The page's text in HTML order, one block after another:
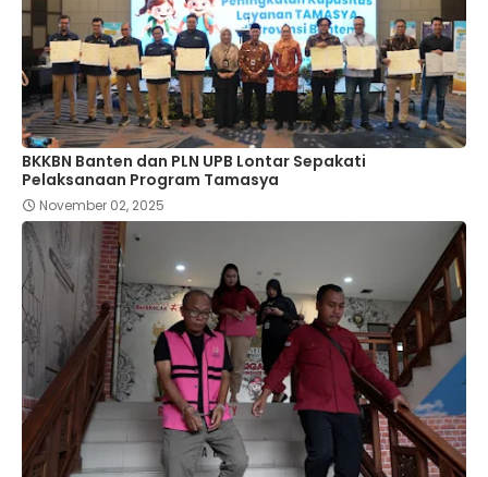
BKKBN Banten dan PLN UPB Lontar Sepakati
Pelaksanaan Program Tamasya
November 02, 2025